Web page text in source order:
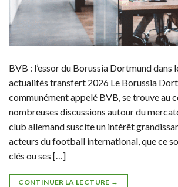
BVB : l’essor du Borussia Dortmund dans
actualités transfert 2026 Le Borussia
communément appelé BVB, se trouve au
nombreuses discussions autour du
club allemand suscite un intérêt
acteurs du football international, que ce
clés ou ses […]
CONTINUER LA LECTURE →